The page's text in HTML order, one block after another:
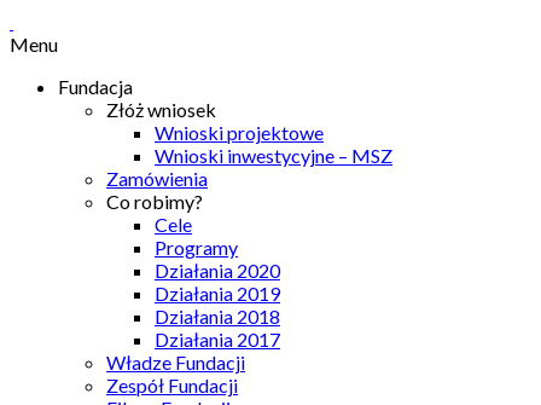
Menu
Fundacja
Złóż wniosek
Wnioski projektowe
Wnioski inwestycyjne – MSZ
Zamówienia
Co robimy?
Cele
Programy
Działania 2020
Działania 2019
Działania 2018
Działania 2017
Władze Fundacji
Zespół Fundacji